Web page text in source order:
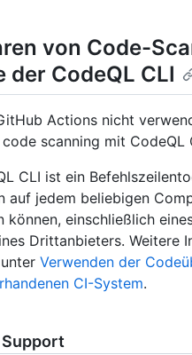
von Code-
der CodeQL CLI
Actions nicht
scanning mit CodeQL
CLI ist ein
auf jedem beliebigen
können, einschließlich
Drittanbieters. Weitere
Verwenden der
CI-System.